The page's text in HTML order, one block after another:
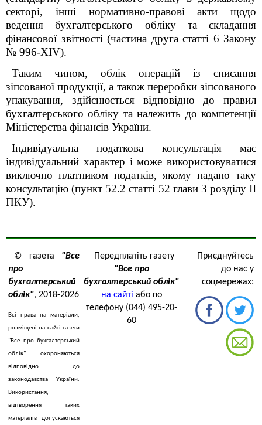
секторі, інші нормативно-правові акти щодо
ведення бухгалтерського обліку та складання
фінансової звітності (частина друга статті 6 Закону
№ 996-XIV).
Таким чином, облік операцій із списання
зіпсованої продукції, а також переробки зіпсованого
упакування, здійснюється відповідно до правил
бухгалтерського обліку та належить до компетенції
Міністерства фінансів України.
Індивідуальна податкова консультація має
індивідуальний характер і може використовуватися
виключно платником податків, якому надано таку
консультацію (пункт 52.2 статті 52 глави 3 роздiлу II
ПКУ).
© газета "Все
про
бухгалтерський
облік", 2018-2026
Всі права на матеріали,
розміщені на сайті газети
"Все про бухгалтерський
облік" охороняються
відповідно до
законодавства України.
Використання,
відтворення таких
матеріалів допускаються
Передплатіть газету
"Все про
бухгалтерський облік"
на сайті або по
телефону (044) 495-20-
60
Приєднуйтесь
до нас у
соцмережах: